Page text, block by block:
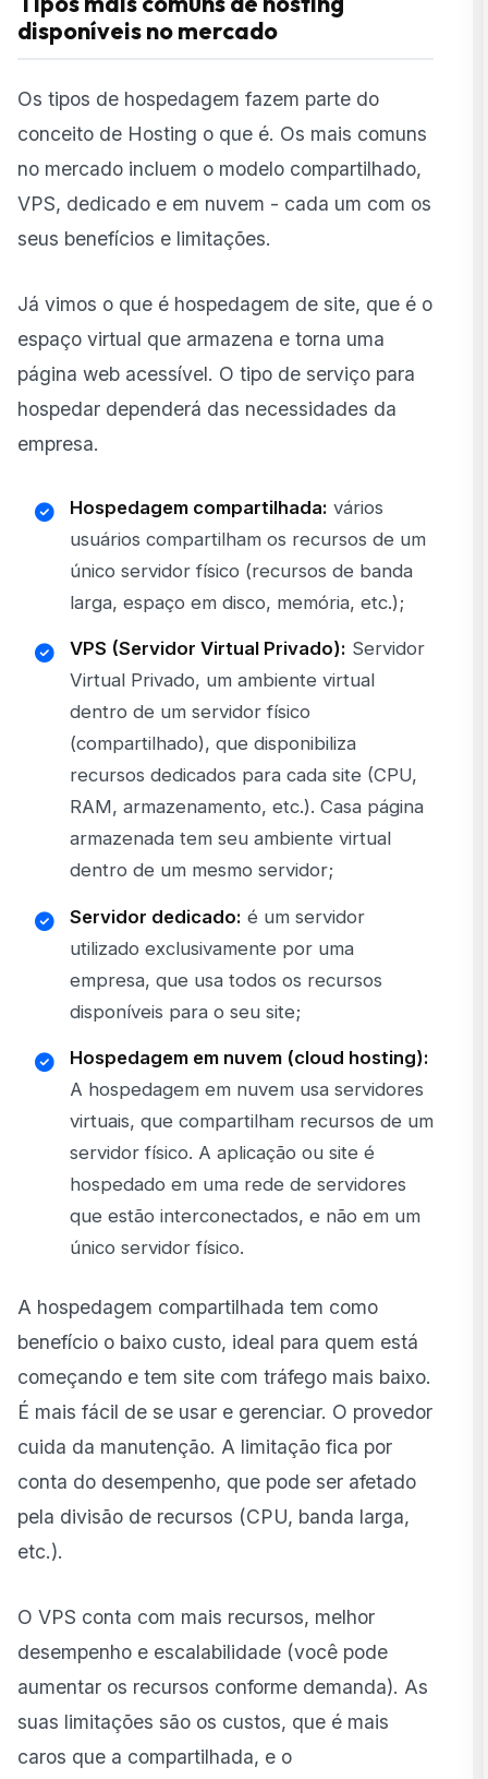
disponíveis no mercado
Os tipos de hospedagem fazem parte do
conceito de Hosting o que é. Os mais comuns
no mercado incluem o modelo compartilhado,
VPS, dedicado e em nuvem - cada um com os
seus benefícios e limitações.
Já vimos o que é hospedagem de site, que é o
espaço virtual que armazena e torna uma
página web acessível. O tipo de serviço para
hospedar dependerá das necessidades da
empresa.
Hospedagem compartilhada: vários
usuários compartilham os recursos de um
único servidor físico (recursos de banda
larga, espaço em disco, memória, etc.);
VPS (Servidor Virtual Privado): Servidor
Virtual Privado, um ambiente virtual
dentro de um servidor físico
(compartilhado), que disponibiliza
recursos dedicados para cada site (CPU,
RAM, armazenamento, etc.). Casa página
armazenada tem seu ambiente virtual
dentro de um mesmo servidor;
Servidor dedicado: é um servidor
utilizado exclusivamente por uma
empresa, que usa todos os recursos
disponíveis para o seu site;
Hospedagem em nuvem (cloud hosting):
A hospedagem em nuvem usa servidores
virtuais, que compartilham recursos de um
servidor físico. A aplicação ou site é
hospedado em uma rede de servidores
que estão interconectados, e não em um
único servidor físico.
A hospedagem compartilhada tem como
benefício o baixo custo, ideal para quem está
começando e tem site com tráfego mais baixo.
É mais fácil de se usar e gerenciar. O provedor
cuida da manutenção. A limitação fica por
conta do desempenho, que pode ser afetado
pela divisão de recursos (CPU, banda larga,
etc.).
O VPS conta com mais recursos, melhor
desempenho e escalabilidade (você pode
aumentar os recursos conforme demanda). As
suas limitações são os custos, que é mais
caros que a compartilhada, e o